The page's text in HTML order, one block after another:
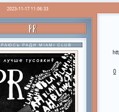
2023-11-17 11:06:33
PR
РАДИ MIAMI CLUB
0